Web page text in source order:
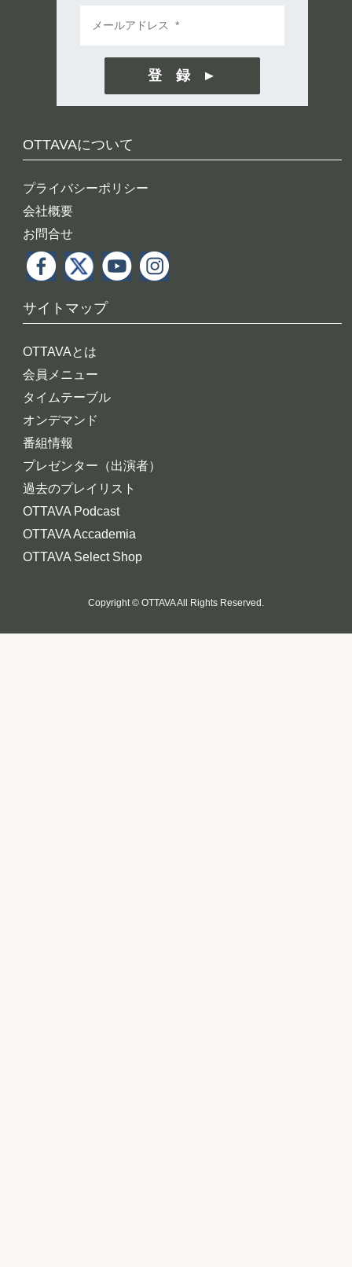
OTTAVAについて
プライバシーポリシー
会社概要
お問合せ
サイトマップ
OTTAVAとは
会員メニュー
タイムテーブル
オンデマンド
番組情報
プレゼンター（出演者）
過去のプレイリスト
OTTAVA Podcast
OTTAVA Accademia
OTTAVA Select Shop
登 録
Copyright © OTTAVA All Rights Reserved.